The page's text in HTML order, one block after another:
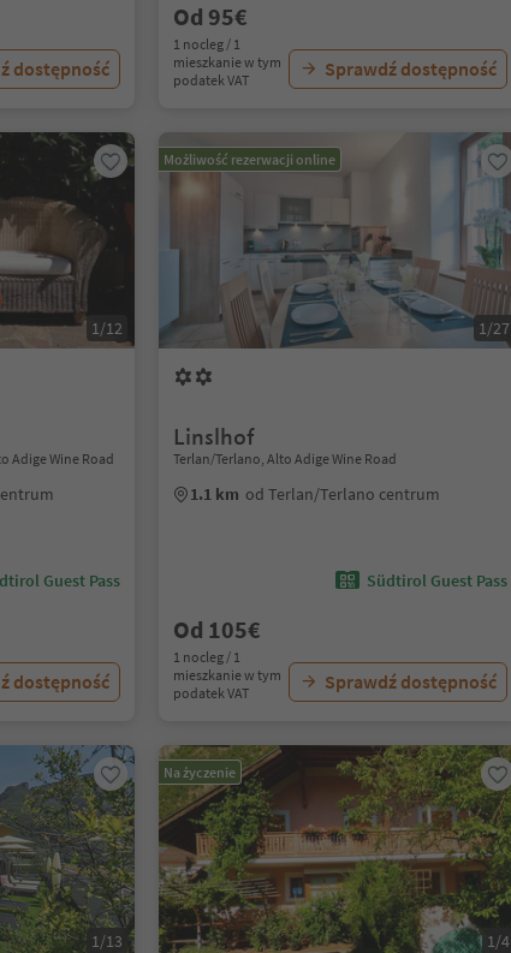
dostępność
Od 95€
1 nocleg / 1
mieszkanie w tym
podatek VAT
Sprawdź dostępność
1/12
Adige Wine Road
Guest Pass
dostępność
Możliwość rezerwacji online
1/27
Linslhof
Terlan/Terlano, Alto Adige Wine Road
1.1 km od Terlan/Terlano centrum
Südtirol Guest Pass
Od 105€
1 nocleg / 1
mieszkanie w tym
podatek VAT
Sprawdź dostępność
1/13
Na życzenie
1/4